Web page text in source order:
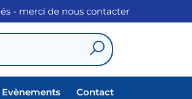
- merci de nous contacter
Evènements Contact